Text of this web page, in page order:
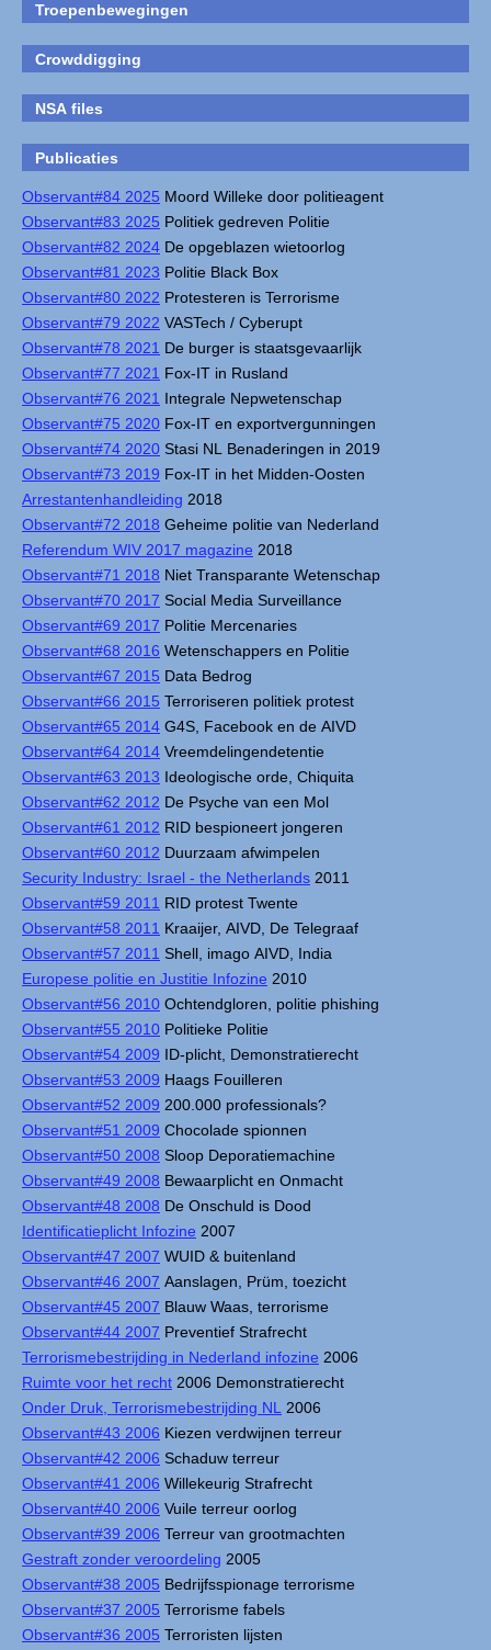
Troepenbewegingen
Crowddigging
NSA files
Publicaties
Observant#84 2025 Moord Willeke door politieagent
Observant#83 2025 Politiek gedreven Politie
Observant#82 2024 De opgeblazen wietoorlog
Observant#81 2023 Politie Black Box
Observant#80 2022 Protesteren is Terrorisme
Observant#79 2022 VASTech / Cyberupt
Observant#78 2021 De burger is staatsgevaarlijk
Observant#77 2021 Fox-IT in Rusland
Observant#76 2021 Integrale Nepwetenschap
Observant#75 2020 Fox-IT en exportvergunningen
Observant#74 2020 Stasi NL Benaderingen in 2019
Observant#73 2019 Fox-IT in het Midden-Oosten
Arrestantenhandleiding 2018
Observant#72 2018 Geheime politie van Nederland
Referendum WIV 2017 magazine 2018
Observant#71 2018 Niet Transparante Wetenschap
Observant#70 2017 Social Media Surveillance
Observant#69 2017 Politie Mercenaries
Observant#68 2016 Wetenschappers en Politie
Observant#67 2015 Data Bedrog
Observant#66 2015 Terroriseren politiek protest
Observant#65 2014 G4S, Facebook en de AIVD
Observant#64 2014 Vreemdelingendetentie
Observant#63 2013 Ideologische orde, Chiquita
Observant#62 2012 De Psyche van een Mol
Observant#61 2012 RID bespioneert jongeren
Observant#60 2012 Duurzaam afwimpelen
Security Industry: Israel - the Netherlands 2011
Observant#59 2011 RID protest Twente
Observant#58 2011 Kraaijer, AIVD, De Telegraaf
Observant#57 2011 Shell, imago AIVD, India
Europese politie en Justitie Infozine 2010
Observant#56 2010 Ochtendgloren, politie phishing
Observant#55 2010 Politieke Politie
Observant#54 2009 ID-plicht, Demonstratierecht
Observant#53 2009 Haags Fouilleren
Observant#52 2009 200.000 professionals?
Observant#51 2009 Chocolade spionnen
Observant#50 2008 Sloop Deporatiemachine
Observant#49 2008 Bewaarplicht en Onmacht
Observant#48 2008 De Onschuld is Dood
Identificatieplicht Infozine 2007
Observant#47 2007 WUID & buitenland
Observant#46 2007 Aanslagen, Prüm, toezicht
Observant#45 2007 Blauw Waas, terrorisme
Observant#44 2007 Preventief Strafrecht
Terrorismebestrijding in Nederland infozine 2006
Ruimte voor het recht 2006 Demonstratierecht
Onder Druk, Terrorismebestrijding NL
2006
Observant#43 2006 Kiezen verdwijnen terreur
Observant#42 2006 Schaduw terreur
Observant#41 2006 Willekeurig Strafrecht
Observant#40 2006 Vuile terreur oorlog
Observant#39 2006 Terreur van grootmachten
Gestraft zonder veroordeling 2005
Observant#38 2005 Bedrijfsspionage terrorisme
Observant#37 2005 Terrorisme fabels
Observant#36 2005 Terroristen lijsten